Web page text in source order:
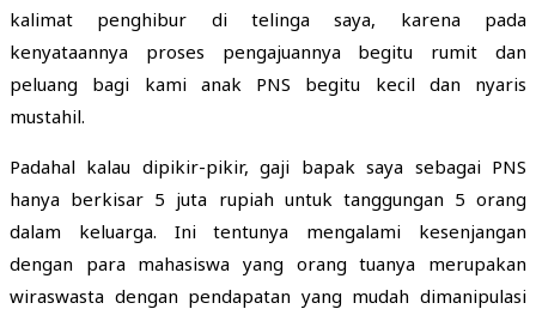
kalimat penghibur di telinga saya, karena pada
kenyataannya proses pengajuannya begitu rumit dan
peluang bagi kami anak PNS begitu kecil dan nyaris
mustahil.
Padahal kalau dipikir-pikir, gaji bapak saya sebagai PNS
hanya berkisar 5 juta rupiah untuk tanggungan 5 orang
dalam keluarga. Ini tentunya mengalami kesenjangan
dengan para mahasiswa yang orang tuanya merupakan
wiraswasta dengan pendapatan yang mudah dimanipulasi